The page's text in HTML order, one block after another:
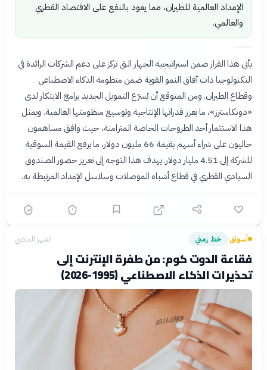
الإمداد العالمية للطيران، مما يعود بالنفع على الاقتصاد القطري
والعالمي.
يأتي هذا القرار ضمن استراتيجية الجهاز التي تركز على دعم الشركات الرائدة في
التكنولوجيا ذات آفاق النمو القوية ضمن منظومة الذكاء الاصطناعي
وقطاع الطيران. ومن المتوقع أن يُسرّع التمويل الجديد برامج الابتكار لدى
«دونكاسترز»، ما يعزز قدراتها الإنتاجية وتوسيع منظومتها العالمية. ويمثل
هذا الاستثمار أحد الطروحات الخاصة المتزامنة، حيث وافق مساهمون
حاليون على شراء أسهم بقيمة 66 مليون دولار، ما يرفع القيمة السوقية
للشركة إلى 4.51 مليار دولار. يهدف هذا التوجه إلى تعزيز حضور الصندوق
السيادي القطري في قطاع أشباه الموصلات وسلاسل الإمداد المرتبطة به.
أسواق› خط زمني الشهر الماضي
فقاعة الدوت كوم: من طفرة الإنترنت إلى
تحذيرات الذكاء الاصطناعي (1995-2026)